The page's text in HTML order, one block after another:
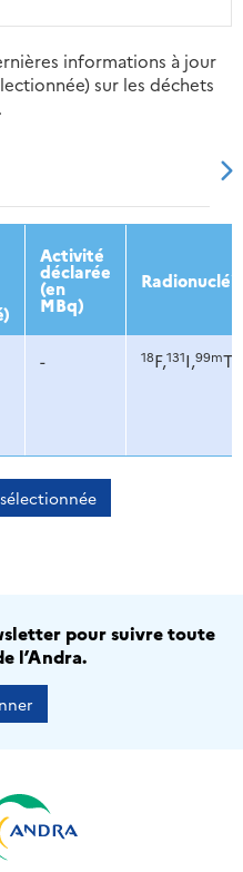
informations à jour
sur les déchets
2015 2016
Activité
déclarée
(en
MBq)
- 18F,131I,99mTc
pour suivre toute
l’Andra.